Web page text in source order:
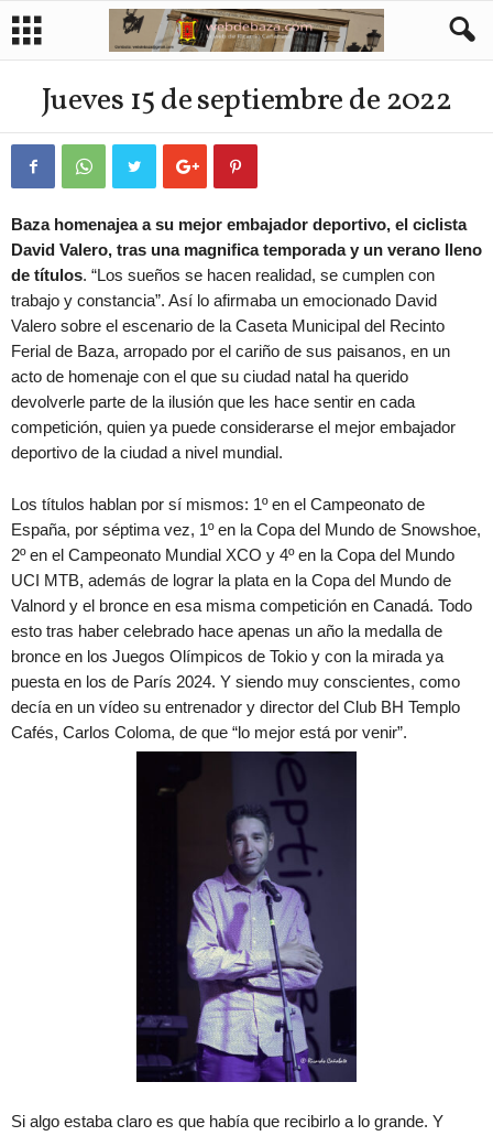
Jueves 15 de septiembre de 2022
Baza homenajea a su mejor embajador deportivo, el ciclista
David Valero, tras una magnifica temporada y un verano lleno
de títulos. “Los sueños se hacen realidad, se cumplen con
trabajo y constancia”. Así lo afirmaba un emocionado David
Valero sobre el escenario de la Caseta Municipal del Recinto
Ferial de Baza, arropado por el cariño de sus paisanos, en un
acto de homenaje con el que su ciudad natal ha querido
devolverle parte de la ilusión que les hace sentir en cada
competición, quien ya puede considerarse el mejor embajador
deportivo de la ciudad a nivel mundial.
Los títulos hablan por sí mismos: 1º en el Campeonato de
España, por séptima vez, 1º en la Copa del Mundo de Snowshoe,
2º en el Campeonato Mundial XCO y 4º en la Copa del Mundo
UCI MTB, además de lograr la plata en la Copa del Mundo de
Valnord y el bronce en esa misma competición en Canadá. Todo
esto tras haber celebrado hace apenas un año la medalla de
bronce en los Juegos Olímpicos de Tokio y con la mirada ya
puesta en los de París 2024. Y siendo muy conscientes, como
decía en un vídeo su entrenador y director del Club BH Templo
Cafés, Carlos Coloma, de que “lo mejor está por venir”.
Si algo estaba claro es que había que recibirlo a lo grande. Y